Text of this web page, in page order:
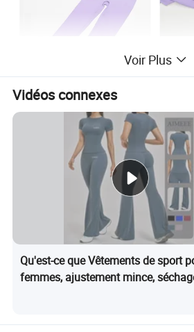
Voir Plus
Vidéos connexes
Qu'est-ce que Vêtements de sport
femmes, ajustement mince,